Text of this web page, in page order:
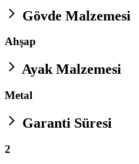
Gövde Malzemesi
Ahşap
Ayak Malzemesi
Metal
Garanti Süresi
2